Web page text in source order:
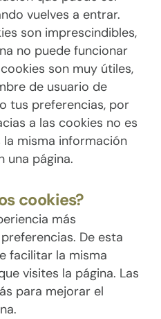
vuelves a entrar.
son imprescindibles,
no puede funcionar
son muy útiles,
de usuario de
tus preferencias, por
a las cookies no es
misma información
una página.
cookies?
más
De esta
facilitar la misma
visites la página. Las
para mejorar el